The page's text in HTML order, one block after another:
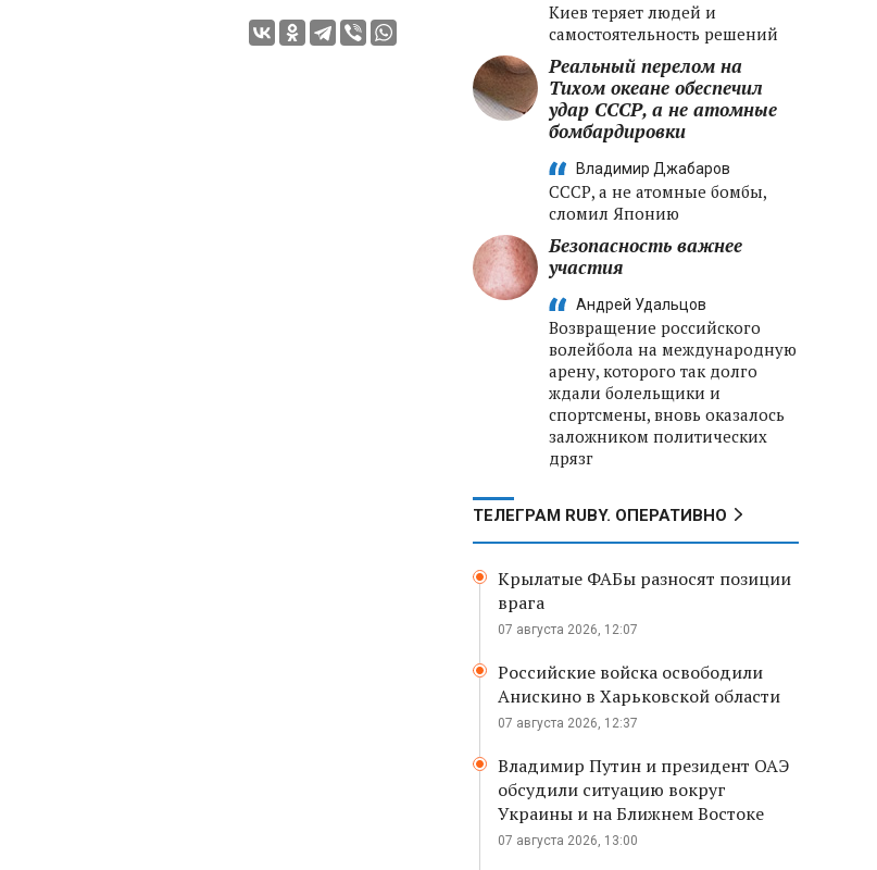
Киев теряет людей и
самостоятельность решений
Реальный перелом на
Тихом океане обеспечил
удар СССР, а не атомные
бомбардировки
Владимир Джабаров
СССР, а не атомные бомбы,
сломил Японию
Безопасность важнее
участия
Андрей Удальцов
Возвращение российского
волейбола на международную
арену, которого так долго
ждали болельщики и
спортсмены, вновь оказалось
заложником политических
дрязг
ТЕЛЕГРАМ RUBY. ОПЕРАТИВНО
Крылатые ФАБы разносят позиции
врага
07 августа 2026, 12:07
Российские войска освободили
Анискино в Харьковской области
07 августа 2026, 12:37
Владимир Путин и президент ОАЭ
обсудили ситуацию вокруг
Украины и на Ближнем Востоке
07 августа 2026, 13:00